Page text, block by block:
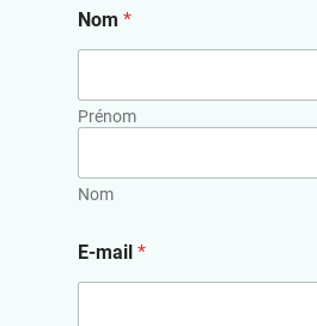
Nom *
Prénom
Nom
E-mail *